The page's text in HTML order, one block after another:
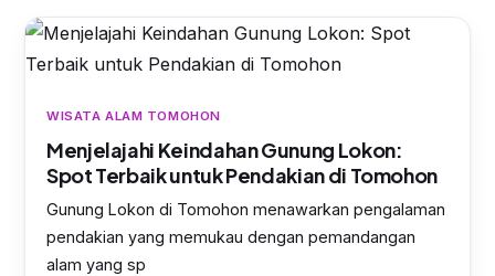
WISATA ALAM TOMOHON
Menjelajahi Keindahan Gunung Lokon:
Spot Terbaik untuk Pendakian di Tomohon
Gunung Lokon di Tomohon menawarkan pengalaman
pendakian yang memukau dengan pemandangan
alam yang sp